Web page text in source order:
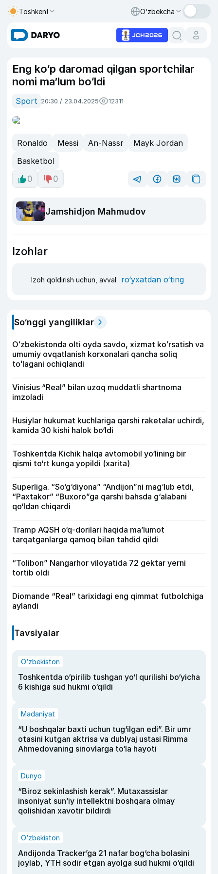
Toshkent O‘zbekcha
Eng ko‘p daromad qilgan sportchilar
nomi ma’lum bo‘ldi
Sport 20:30 / 23.04.2025 12311
Ronaldo Messi An-Nassr
Mayk Jordan
Basketbol
0
0
Jamshidjon Mahmudov
Izohlar
Izoh qoldirish uchun, avval ro‘yxatdan o‘ting
So‘nggi yangiliklar
Oʻzbekistonda olti oyda savdo, xizmat koʻrsatish va
umumiy ovqatlanish korxonalari qancha soliq
toʻlagani ochiqlandi
Vinisius “Real” bilan uzoq muddatli shartnoma
imzoladi
Husiylar hukumat kuchlariga qarshi raketalar uchirdi,
kamida 30 kishi halok bo‘ldi
Toshkentda Kichik halqa avtomobil yo‘lining bir
qismi to‘rt kunga yopildi (xarita)
Superliga. “So‘g‘diyona” “Andijon”ni mag‘lub etdi,
“Paxtakor” “Buxoro”ga qarshi bahsda g‘alabani
qo‘ldan chiqardi
Tramp AQSH o‘q-dorilari haqida ma’lumot
tarqatganlarga qamoq bilan tahdid qildi
“Tolibon” Nangarhor viloyatida 72 gektar yerni
tortib oldi
Diomande “Real” tarixidagi eng qimmat futbolchiga
aylandi
Tavsiyalar
O‘zbekiston
Toshkentda o‘pirilib tushgan yo‘l qurilishi bo‘yicha
6 kishiga sud hukmi o‘qildi
Madaniyat
“U boshqalar baxti uchun tug‘ilgan edi”. Bir umr
otasini kutgan aktrisa va dublyaj ustasi Rimma
Ahmedovaning sinovlarga to‘la hayoti
Dunyo
“Biroz sekinlashish kerak”. Mutaxassislar
insoniyat sun’iy intellektni boshqara olmay
qolishidan xavotir bildirdi
O‘zbekiston
Andijonda Tracker’ga 21 nafar bog‘cha bolasini
joylab, YTH sodir etgan ayolga sud hukmi o‘qildi